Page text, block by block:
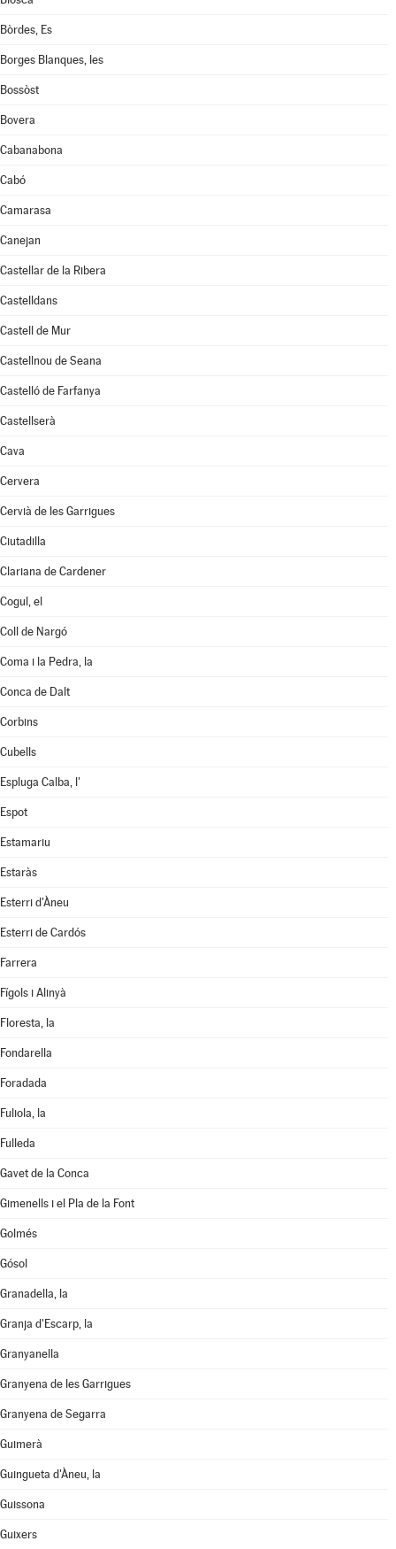
Bòrdes, Es
Borges Blanques, les
Bossòst
Bovera
Cabanabona
Cabó
Camarasa
Canejan
Castellar de la Ribera
Castelldans
Castell de Mur
Castellnou de Seana
Castelló de Farfanya
Castellserà
Cava
Cervera
Cervià de les Garrigues
Ciutadilla
Clariana de Cardener
Cogul, el
Coll de Nargó
Coma i la Pedra, la
Conca de Dalt
Corbins
Cubells
Espluga Calba, l'
Espot
Estamariu
Estaràs
Esterri d'Àneu
Esterri de Cardós
Farrera
Fígols i Alinyà
Floresta, la
Fondarella
Foradada
Fuliola, la
Fulleda
Gavet de la Conca
Gimenells i el Pla de la Font
Golmés
Gósol
Granadella, la
Granja d'Escarp, la
Granyanella
Granyena de les Garrigues
Granyena de Segarra
Guimerà
Guingueta d'Àneu, la
Guissona
Guixers